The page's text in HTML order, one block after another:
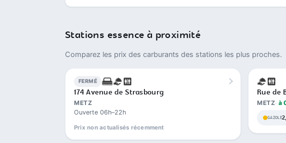
Stations essence à proximité
Comparez les prix des carburants des stations les plus proches.
FERMÉ
174 Avenue de Strasbourg
METZ
Ouverte 06h–22h
Prix non actualisés récemment
Rue de
METZ à
GAZOLE